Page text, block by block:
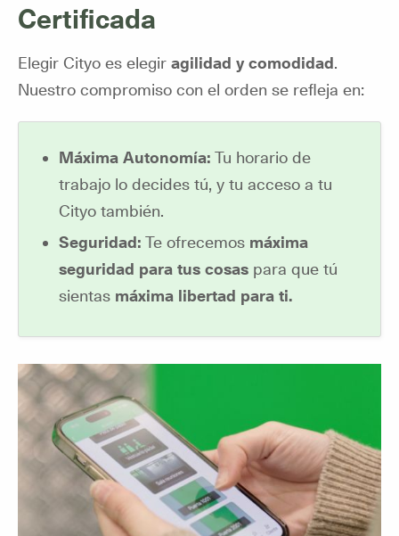
Certificada
Elegir Cityo es elegir agilidad y comodidad.
Nuestro compromiso con el orden se refleja en:
Máxima Autonomía: Tu horario de
trabajo lo decides tú, y tu acceso a tu
Cityo también.
Seguridad: Te ofrecemos máxima
seguridad para tus cosas para que tú
sientas máxima libertad para ti.